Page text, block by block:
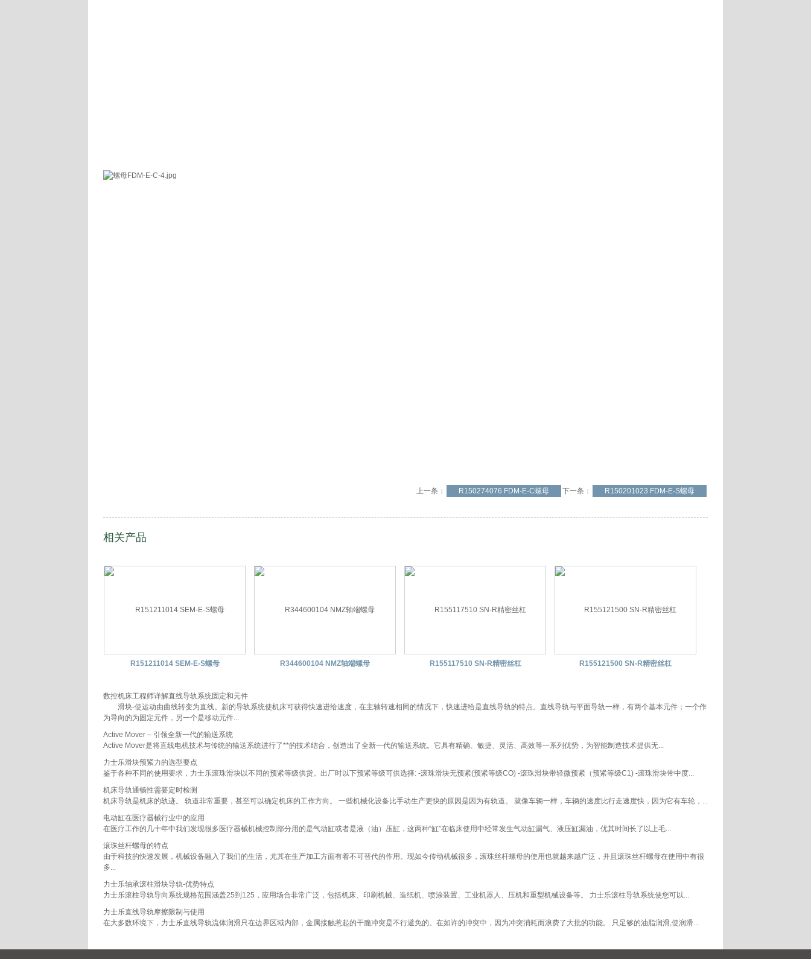
上一条： R150274076 FDM-E-C螺母 下一条： R150201023 FDM-E-S螺母
相关产品
R151211014 SEM-E-S螺母 R344600104 NMZ轴端螺母 R155117510 SN-R精密丝杠 R155121500 SN-R精密丝杠
数控机床工程师详解直线导轨系统固定和元件
滑块-使运动由曲线转变为直线。新的导轨系统使机床可获得快速进给速度，在主轴转速相同的情况下，快速进给是直线导轨的特点。直线导轨与平面导轨一样，有两个基本元件；一个作
为导向的为固定元件，另一个是移动元件...
Active Mover – 引领全新一代的输送系统
Active Mover是将直线电机技术与传统的输送系统进行了**的技术结合，创造出了全新一代的输送系统。它具有精确、敏捷、灵活、高效等一系列优势，为智能制造技术提供无...
力士乐滑块预紧力的选型要点
鉴于各种不同的使用要求，力士乐滚珠滑块以不同的预紧等级供货。出厂时以下预紧等级可供选择: -滚珠滑块无预紧(预紧等级CO) -滚珠滑块带轻微预紧（预紧等级C1) -滚珠滑块带中度...
机床导轨通畅性需要定时检测
机床导轨是机床的轨迹。 轨道非常重要，甚至可以确定机床的工作方向。 一些机械化设备比手动生产更快的原因是因为有轨道。 就像车辆一样，车辆的速度比行走速度快，因为它有车轮，...
电动缸在医疗器械行业中的应用
在医疗工作的几十年中我们发现很多医疗器械机械控制部分用的是气动缸或者是液（油）压缸，这两种“缸”在临床使用中经常发生气动缸漏气、液压缸漏油，优其时间长了以上毛...
滚珠丝杆螺母的特点
由于科技的快速发展，机械设备融入了我们的生活，尤其在生产加工方面有着不可替代的作用。现如今传动机械很多，滚珠丝杆螺母的使用也就越来越广泛，并且滚珠丝杆螺母在使用中有很
多...
力士乐轴承滚柱滑块导轨-优势特点
力士乐滚柱导轨导向系统规格范围涵盖25到125，应用场合非常广泛，包括机床、印刷机械、造纸机、喷涂装置、工业机器人、压机和重型机械设备等。 力士乐滚柱导轨系统使您可以...
力士乐直线导轨摩擦限制与使用
在大多数环境下，力士乐直线导轨流体润滑只在边界区域内部，金属接触惹起的干脆冲突是不行避免的。在如许的冲突中，因为冲突消耗而浪费了大批的功能。 只足够的油脂润滑,使润滑...